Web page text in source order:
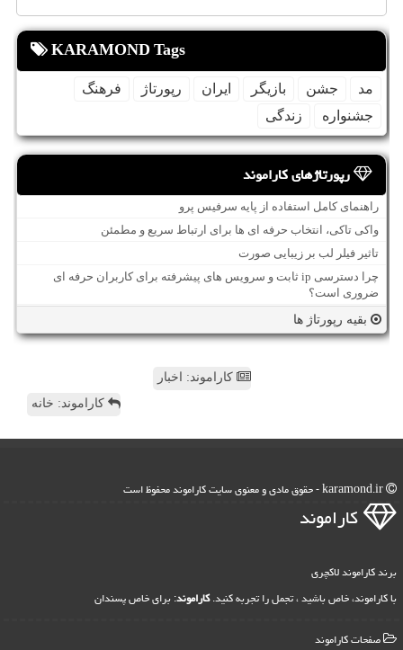
KARAMOND Tags
مد جشن بازیگر ایران رپورتاژ
فرهنگ
جشنواره
زندگی
رپورتاژهای کاراموند
راهنمای کامل استفاده از پایه سرفیس پرو
واکی تاکی، انتخاب حرفه ای ها برای ارتباط سریع و مطمئن
تاثیر فیلر لب بر زیبایی صورت
چرا دسترسی ip ثابت و سرویس های پیشرفته برای کاربران حرفه ای
ضروری است؟
بقیه رپورتاژ ها
کاراموند: اخبار
کاراموند: خانه
كاراموند
برند کاراموند لاکچری
با کاراموند، خاص باشید ، تجمل را تجربه کنید.کاراموند: برای خاص پسندان
صفحات كاراموند